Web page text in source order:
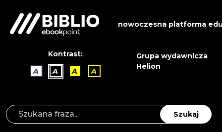
nowoczesna platforma
Kontrast:
A
A A A
Grupa wydawnicza
Helion
Szukaj